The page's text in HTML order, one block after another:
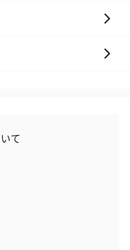
て